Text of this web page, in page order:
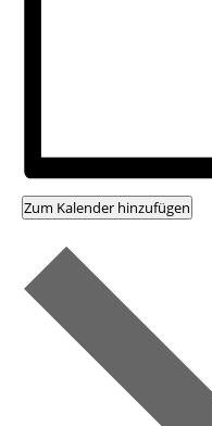
Zum Kalender hinzufügen